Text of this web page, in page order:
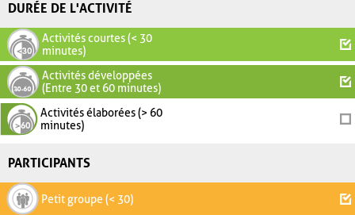
DURÉE DE L'ACTIVITÉ
Activités courtes (< 30
minutes)
Activités développées
(Entre 30 et 60 minutes)
Activités élaborées (> 60
minutes)
PARTICIPANTS
Petit groupe (< 30)